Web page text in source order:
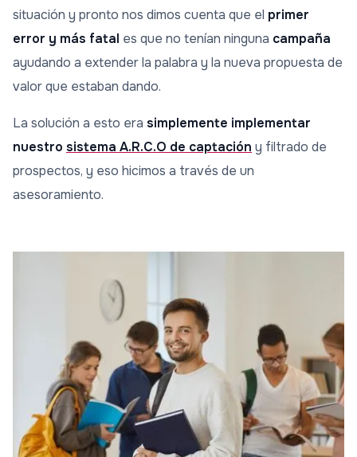
situación y pronto nos dimos cuenta que el primer
error y más fatal es que no tenían ninguna campaña
ayudando a extender la palabra y la nueva propuesta de
valor que estaban dando.
La solución a esto era simplemente implementar
nuestro sistema A.R.C.O de captación y filtrado de
prospectos, y eso hicimos a través de un
asesoramiento.